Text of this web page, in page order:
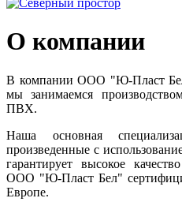
О компании
В компании ООО "Ю-Пласт
мы занимаемся
ПВХ.
Наша основная
произведенные с
гарантирует высокое
ООО "Ю-Пласт Бел"
Европе.